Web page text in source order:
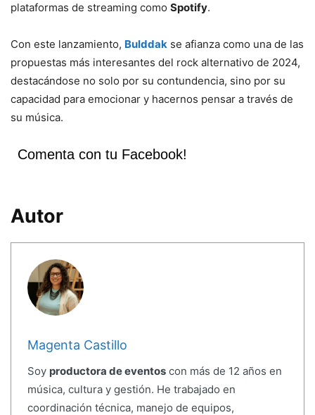
plataformas de streaming como Spotify.
Con este lanzamiento, Bulddak se afianza como una de las
propuestas más interesantes del rock alternativo de 2024,
destacándose no solo por su contundencia, sino por su
capacidad para emocionar y hacernos pensar a través de
su música.
Comenta con tu Facebook!
Autor
Magenta Castillo
Soy productora de eventoscon más de 12 años en
música, cultura y gestión. He trabajado en
coordinación técnica, manejo de equipos,